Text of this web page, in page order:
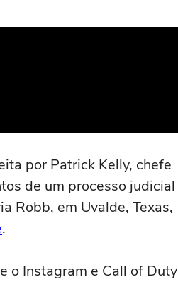
por Patrick Kelly, chefe
de um processo judicial
Robb, em Uvalde, Texas,
.
o Instagram e Call of Duty